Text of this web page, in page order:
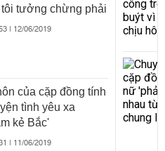
tôi tưởng chừng phải
| 12/06/2019
của cặp đồng tính
tình yêu xa
kẻ Bắc'
| 11/06/2019